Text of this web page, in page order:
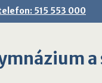
515 553 000